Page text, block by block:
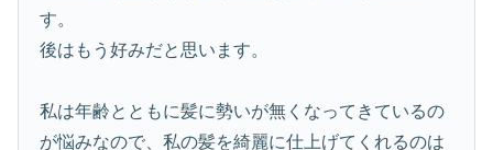
す。
後はもう好みだと思います。
私は年齢とともに髪に勢いが無くなってきているの
が悩みなので、私の髪を綺麗に仕上げてくれるのは